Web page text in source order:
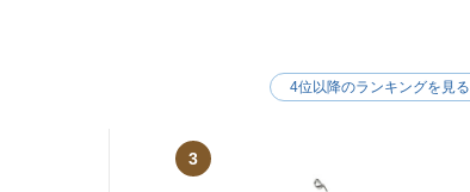
3
4位以降のランキングを見る